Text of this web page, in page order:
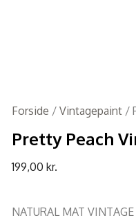
Forside / Vintagepaint/
Pretty Peach
199,00 kr.
NATURAL MAT